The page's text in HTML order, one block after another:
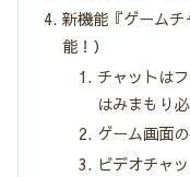
新機能『ゲーム
能！）
チャットは
はみまもり必
ゲーム画面
ビデオチャ